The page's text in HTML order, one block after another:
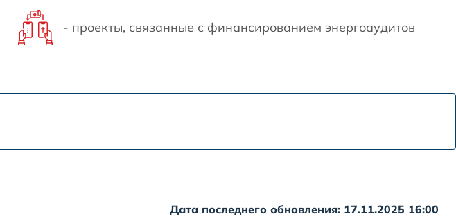
- проекты, связанные с финансированием энергоаудитов
Дата последнего обновления: 17.11.2025 16:00